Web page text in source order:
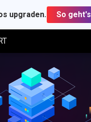
upgraden. So geht's